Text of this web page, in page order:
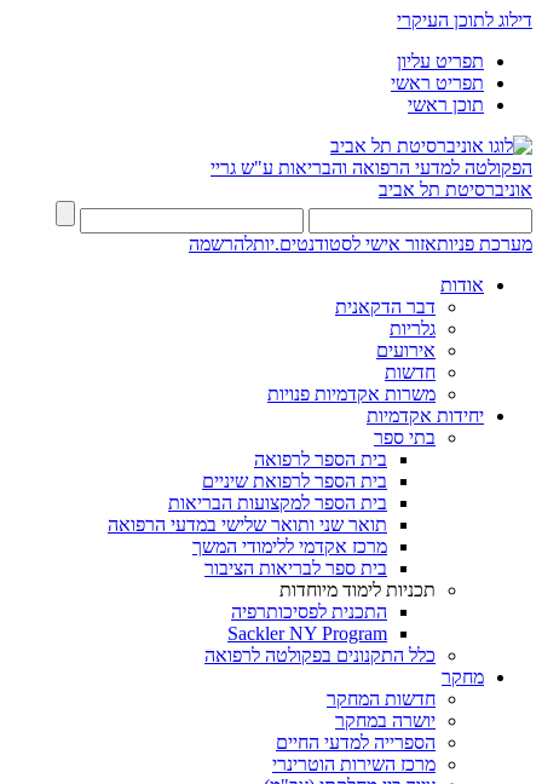
דילוג לתוכן העיקרי
תפריט עליון
תפריט ראשי
תוכן ראשי
הפקולטה למדעי הרפואה והבריאות ע"ש גריי
אוניברסיטת תל אביב
מערכת פניותאזור אישי לסטודנטים.יותלהרשמה
אודות
דבר הדקאנית
גלריות
אירועים
חדשות
משרות אקדמיות פנויות
יחידות אקדמיות
בתי ספר
בית הספר לרפואה
בית הספר לרפואת שיניים
בית הספר למקצועות הבריאות
תואר שני ותואר שלישי במדעי הרפואה
מרכז אקדמי ללימודי המשך
בית ספר לבריאות הציבור
תכניות לימוד מיוחדות
התכנית לפסיכותרפיה
Sackler NY Program
כלל התקנונים בפקולטה לרפואה
מחקר
חדשות המחקר
יושרה במחקר
הספרייה למדעי החיים
מרכז השירות הוטרינרי